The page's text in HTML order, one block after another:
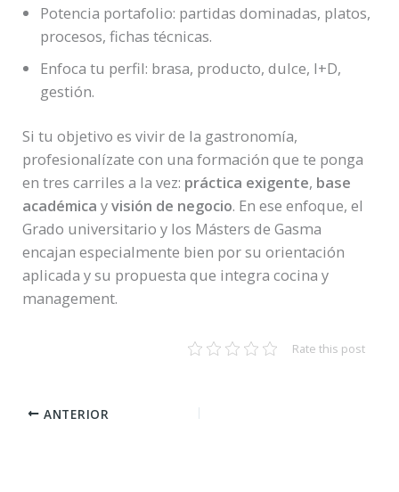
Potencia portafolio: partidas dominadas, platos,
procesos, fichas técnicas.
Enfoca tu perfil: brasa, producto, dulce, I+D,
gestión.
Si tu objetivo es vivir de la gastronomía,
profesionalízate con una formación que te ponga
en tres carriles a la vez: práctica exigente, base
académica yvisión de negocio. En ese enfoque, el
Grado universitario y los Másters de Gasma
encajan especialmente bien por su orientación
aplicada y su propuesta que integra cocina y
management.
Rate this post
ANTERIOR